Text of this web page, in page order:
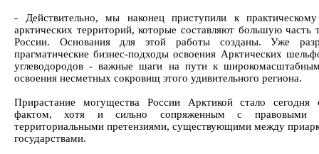
- Действительно, мы наконец приступили к
арктических территорий, которые составляют большую часть
России. Основания для этой работы созданы. Уже
прагматические бизнес-подходы освоения Арктических
углеводородов - важные шаги на пути к
освоения несметных сокровищ этого удивительного региона.
Прирастание могущества России Арктикой стало сегодня
фактом, хотя и сильно сопряженным с правовыми
территориальными претензиями, существующими между
государствами.